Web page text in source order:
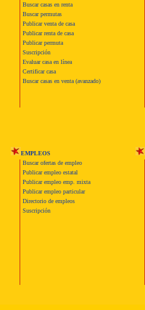
Buscar casas en renta
Buscar permutas
Publicar venta de casa
Publicar renta de casa
Publicar permuta
Suscripción
Evaluar casa en línea
Certificar casa
Buscar casas en venta (avanzado)
EMPLEOS
Buscar ofertas de empleo
Publicar empleo estatal
Publicar empleo emp. mixta
Publicar empleo particular
Directorio de empleos
Suscripción